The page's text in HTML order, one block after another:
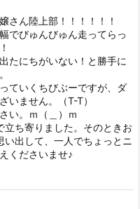
さん陸上部！！！！！！
でびゅんびゅん走ってらっ
たにちがいない！と勝手に
ていくちびぶーですが、ダ
いません。（T-T）
い。ｍ（＿）ｍ
立ち寄りました。そのときお
出して、一人でちょっとニ
くださいませ♪